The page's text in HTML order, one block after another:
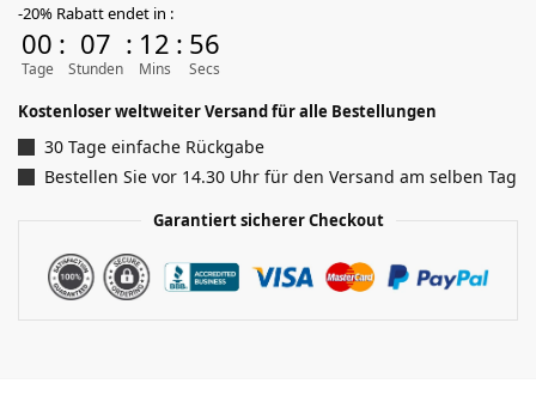
-20% Rabatt endet in :
00
Tage
: 07
Stunden
: 12
Mins
: 56
Secs
Kostenloser weltweiter Versand für alle Bestellungen
30 Tage einfache Rückgabe
Bestellen Sie vor 14.30 Uhr für den Versand am selben Tag
Garantiert sicherer Checkout